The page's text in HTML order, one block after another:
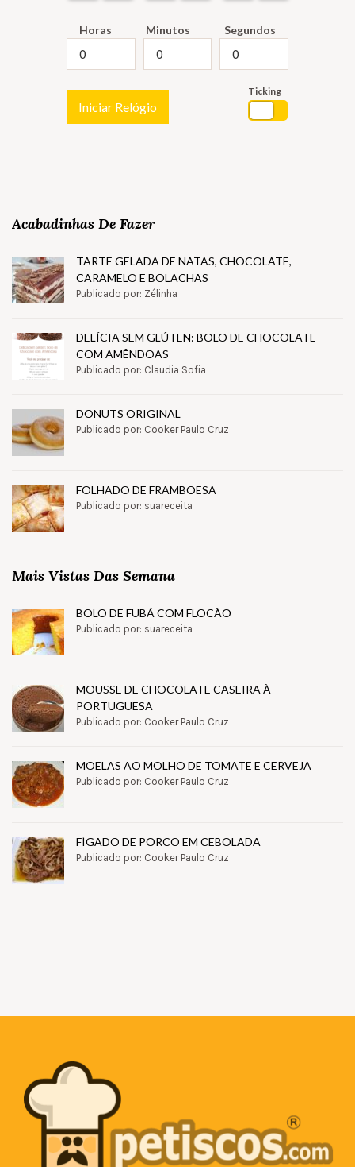
Horas Minutos Segundos
Iniciar Relógio
Ticking
Acabadinhas De Fazer
TARTE GELADA DE NATAS, CHOCOLATE,
CARAMELO E BOLACHAS
Publicado por: Zélinha
DELÍCIA SEM GLÚTEN: BOLO DE CHOCOLATE
COM AMÊNDOAS
Publicado por: Claudia Sofia
DONUTS ORIGINAL
Publicado por: Cooker Paulo Cruz
FOLHADO DE FRAMBOESA
Publicado por: suareceita
Mais Vistas Das Semana
BOLO DE FUBÁ COM FLOCÃO
Publicado por: suareceita
MOUSSE DE CHOCOLATE CASEIRA À
PORTUGUESA
Publicado por: Cooker Paulo Cruz
MOELAS AO MOLHO DE TOMATE E CERVEJA
Publicado por: Cooker Paulo Cruz
FÍGADO DE PORCO EM CEBOLADA
Publicado por: Cooker Paulo Cruz